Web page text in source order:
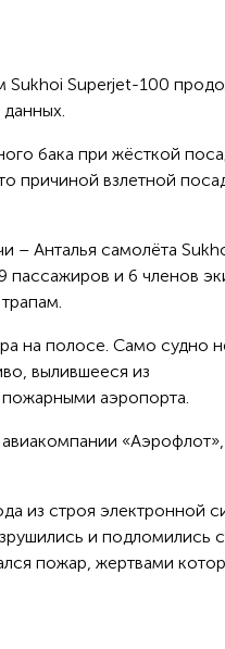
Sukhoi Superjet-100
бака при жёсткой
причиной взлетной
– Анталья самолёта
пассажиров и 6 членов
на полосе. Само судно
вылившееся из
аэропорта.
«Аэрофлот»,
из строя электронной
и подломились
пожар, жертвами